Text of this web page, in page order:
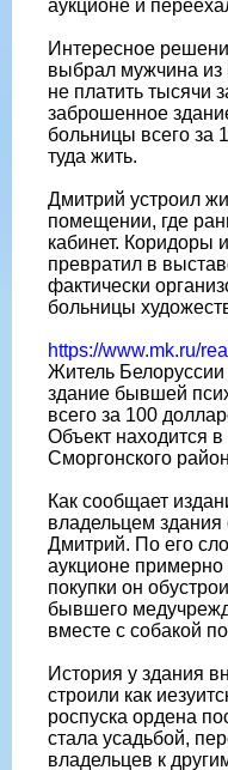
аукционе и
Интересное
выбрал мужчина из
не платить тысячи
заброшенное
больницы всего за
туда жить.
Дмитрий устроил
помещении, где
кабинет. Коридоры
превратил в
фактически
больницы
https://www.mk.ru/
Житель
здание бывшей
всего за 100
Объект находится
Сморгонского
Как сообщает
владельцем
Дмитрий. По его
аукционе
покупки он
бывшего
вместе с собакой
История у здания
строили как
роспуска ордена
стала усадьбой,
владельцев к